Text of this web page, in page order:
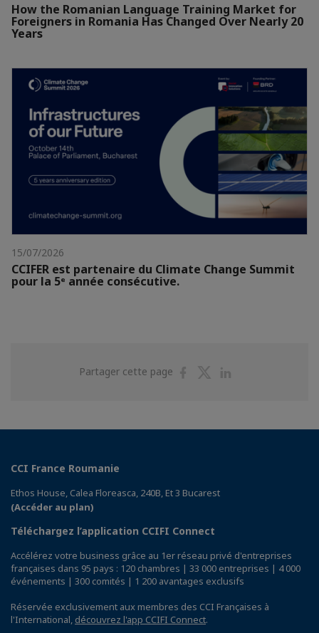
How the Romanian Language Training Market for
Foreigners in Romania Has Changed Over Nearly 20
Years
15/07/2026
CCIFER est partenaire du Climate Change Summit
pour la 5ᵉ année consécutive.
Partager cette page
PartagerPartager
CCI France Roumanie
Ethos House, Calea Floreasca, 240B, Et 3 Bucarest
(Accéder au plan)
Téléchargez l’application CCIFI Connect
Accélérez votre business grâce au 1er réseau privé d'entreprises
françaises dans 95 pays : 120 chambres | 33 000 entreprises | 4 000
événements | 300 comités | 1 200 avantages exclusifs
Réservée exclusivement aux membres des CCI Françaises à
l'International, découvrez l'app CCIFI Connect.